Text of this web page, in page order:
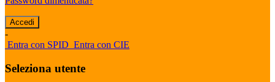
-
Entra con SPID Entra con CIE
Seleziona utente